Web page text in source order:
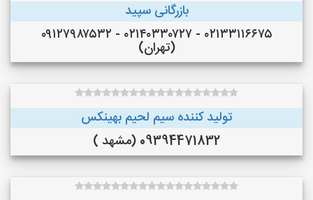
بازرگانی سپید
۰۲۱۳۳۱۱۶۶۷۵ - ۰۲۱۴۰۳۳۰۷۲۷ - ۰۹۱۲۷۹۸۷۵۳۲
(تهران)
تولید کننده سیم لحیم بهینکس
09394471832 (مشهد )